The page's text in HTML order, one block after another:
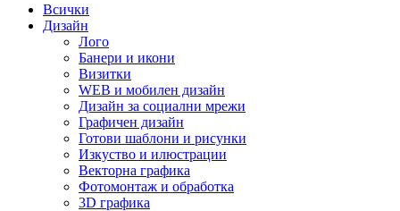
Всички
Дизайн
Лого
Банери и икони
Визитки
WEB и мобилен дизайн
Дизайн за социални мрежи
Графичен дизайн
Готови шаблони и рисунки
Изкуство и илюстрации
Векторна графика
Фотомонтаж и обработка
3D графика